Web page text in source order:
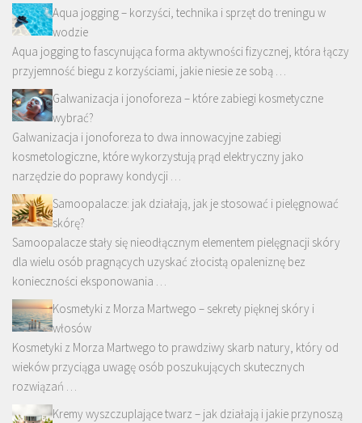
Aqua jogging – korzyści, technika i sprzęt do treningu w
wodzie
Aqua jogging to fascynująca forma aktywności fizycznej, która łączy
przyjemność biegu z korzyściami, jakie niesie ze sobą …
Galwanizacja i jonoforeza – które zabiegi kosmetyczne
wybrać?
Galwanizacja i jonoforeza to dwa innowacyjne zabiegi
kosmetologiczne, które wykorzystują prąd elektryczny jako
narzędzie do poprawy kondycji …
Samoopalacze: jak działają, jak je stosować i pielęgnować
skórę?
Samoopalacze stały się nieodłącznym elementem pielęgnacji skóry
dla wielu osób pragnących uzyskać złocistą opaleniznę bez
konieczności eksponowania …
Kosmetyki z Morza Martwego – sekrety pięknej skóry i
włosów
Kosmetyki z Morza Martwego to prawdziwy skarb natury, który od
wieków przyciąga uwagę osób poszukujących skutecznych
rozwiązań …
Kremy wyszczuplające twarz – jak działają i jakie przynoszą